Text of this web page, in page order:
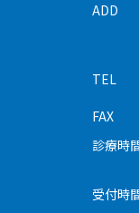
ADD
TEL
FAX
診療時
受付時